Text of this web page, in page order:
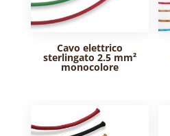
Cavo elettrico
sterlingato 2.5 mm²
monocolore